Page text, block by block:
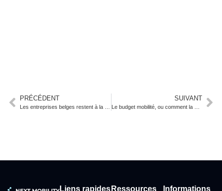
PRÉCÉDENT SUIVANT
Liens rapides Ressources Informations